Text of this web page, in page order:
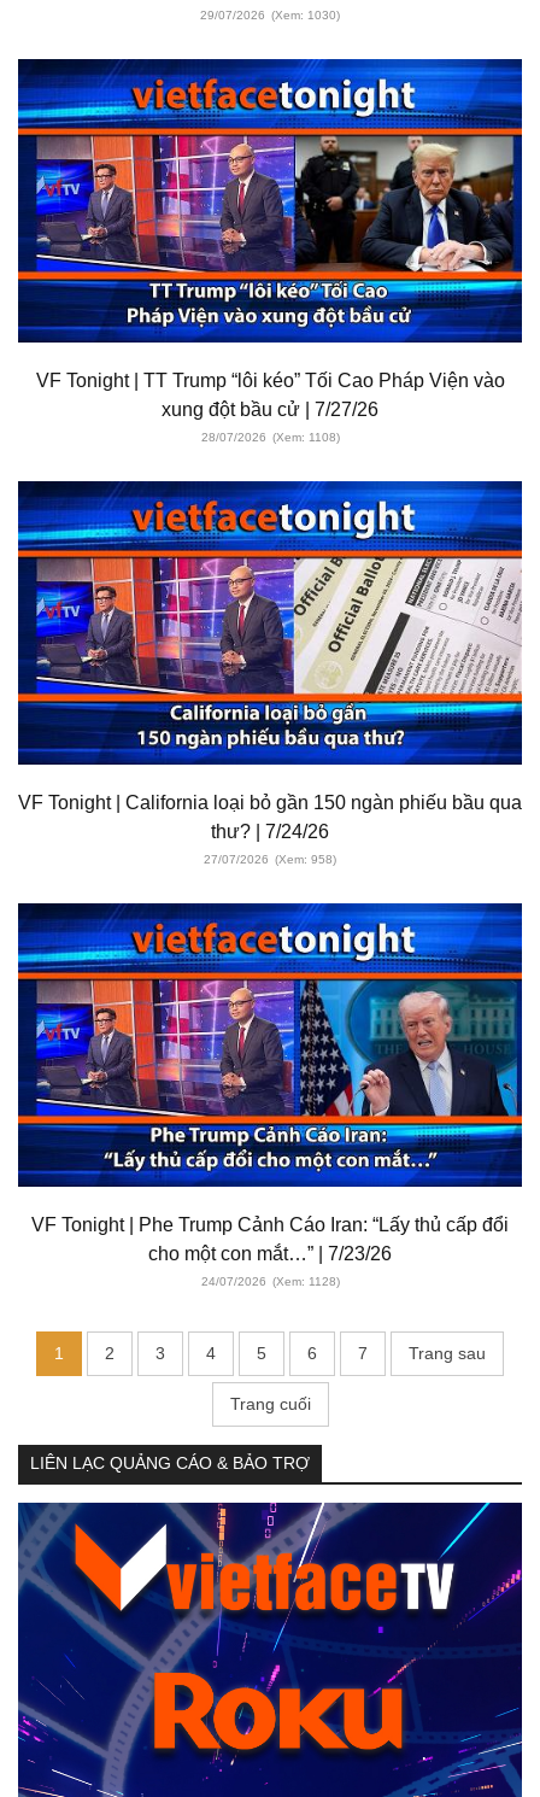
29/07/2026 (Xem: 1030)
VF Tonight | TT Trump “lôi kéo” Tối Cao Pháp Viện vào
xung đột bầu cử | 7/27/26
28/07/2026 (Xem: 1108)
VF Tonight | California loại bỏ gần 150 ngàn phiếu bầu qua
thư? | 7/24/26
27/07/2026 (Xem: 958)
VF Tonight | Phe Trump Cảnh Cáo Iran: “Lấy thủ cấp đổi
cho một con mắt…” | 7/23/26
24/07/2026 (Xem: 1128)
1 2 3 4 5 6 7 Trang sau
Trang cuối
LIÊN LẠC QUẢNG CÁO & BẢO TRỢ